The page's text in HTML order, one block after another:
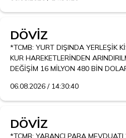
DÖVİZ
*TCMB: YURT DIŞINDA YERLEŞİK
KUR HAREKETLERİNDEN
DEĞİŞİM 16 MİLYON 480 BİN
06.08.2026 / 14:30:40
DÖVİZ
*TCMB: YABANCI PARA MEVDUATI